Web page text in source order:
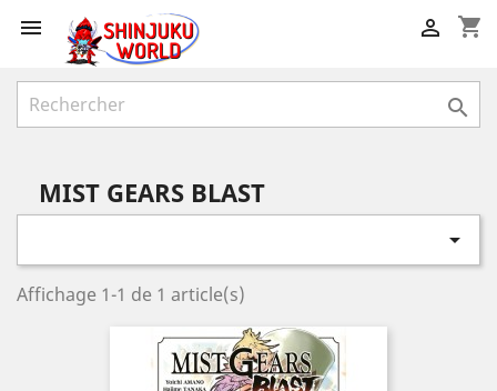
 shopping_cart


MIST GEARS BLAST

Affichage 1-1 de 1 article(s)